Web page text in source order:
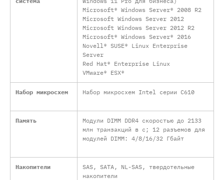
Microsoft® Windows Server® 2008 R2
Microsoft Windows Server 2012
Microsoft Windows Server 2012 R2
Microsoft® Windows Server® 2016
Novell® SUSE® Linux Enterprise
Server
Red Hat® Enterprise Linux
VMware® ESX®
Набор микросхем Набор микросхем Intel серии C610
Память
Модули DIMM DDR4 скоростью до 2133
млн транзакций в с; 12 разъемов для
модулей DIMM: 4/8/16/32 Гбайт
Накопители
SAS, SATA, NL-SAS, твердотельные
накопители